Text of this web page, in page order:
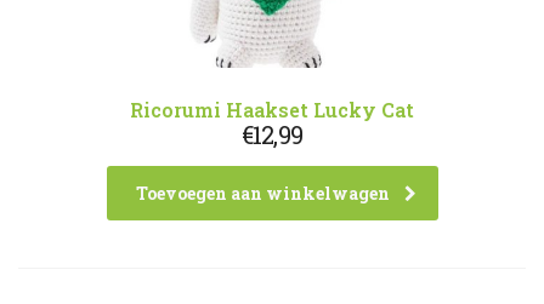
Ricorumi Haakset Lucky Cat
€12,99
Toevoegen aan winkelwagen